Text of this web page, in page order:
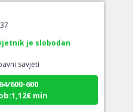
je slobodan
savjeti
600-600
min